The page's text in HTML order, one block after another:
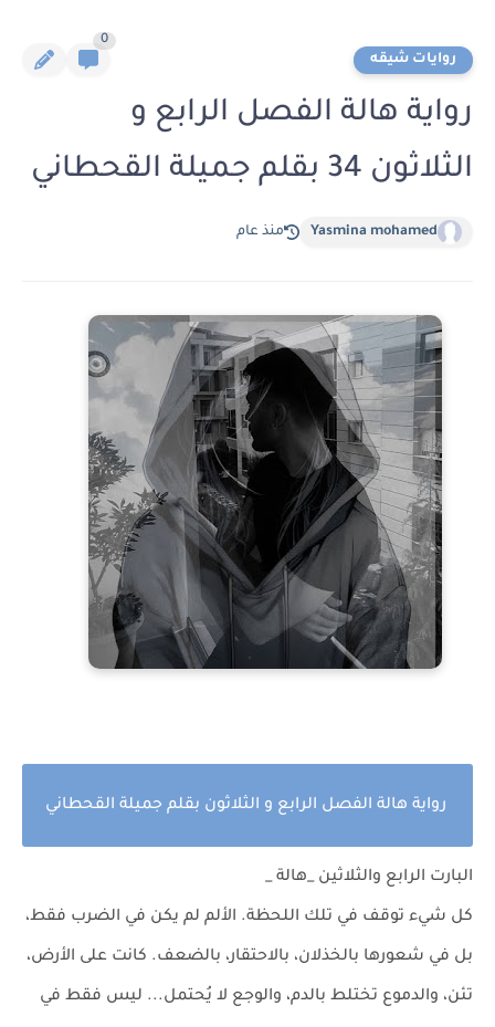
روايات شيقه
0
رواية هالة الفصل الرابع و
الثلاثون 34 بقلم جميلة القحطاني
Yasmina mohamed منذ عام
رواية هالة الفصل الرابع و الثلاثون بقلم جميلة القحطاني
البارت الرابع والثلاثين _هالة _
كل شيء توقف في تلك اللحظة. الألم لم يكن في الضرب فقط،
بل في شعورها بالخذلان، بالاحتقار، بالضعف. كانت على الأرض،
تئن، والدموع تختلط بالدم، والوجع لا يُحتمل... ليس فقط في